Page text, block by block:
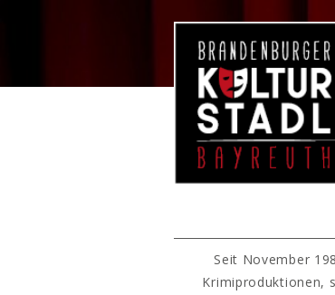
Seit November
Krimiproduktionen,